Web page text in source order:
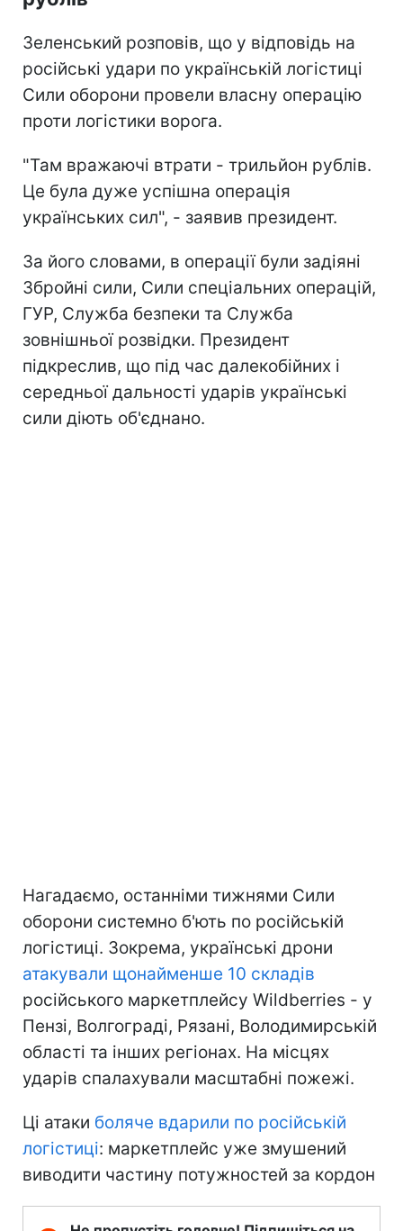
Зеленський розповів, що у відповідь на
російські удари по українській логістиці
Сили оборони провели власну операцію
проти логістики ворога.
"Там вражаючі втрати - трильйон рублів.
Це була дуже успішна операція
українських сил", - заявив президент.
За його словами, в операції були задіяні
Збройні сили, Сили спеціальних операцій,
ГУР, Служба безпеки та Служба
зовнішньої розвідки. Президент
підкреслив, що під час далекобійних і
середньої дальності ударів українські
сили діють об'єднано.
Нагадаємо, останніми тижнями Сили
оборони системно б'ють по російській
логістиці. Зокрема, українські дрони
атакували щонайменше 10 складів
російського маркетплейсу Wildberries - у
Пензі, Волгограді, Рязані, Володимирській
області та інших регіонах. На місцях
ударів спалахували масштабні пожежі.
Ці атаки боляче вдарили по російській
логістиці: маркетплейс уже змушений
виводити частину потужностей за кордон